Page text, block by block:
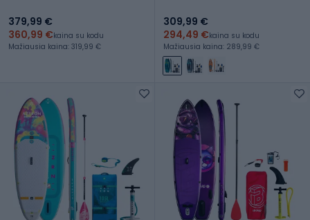
379,99 €
360,99 €kaina su kodu
Mažiausia kaina: 319,99 €
309,99 €
294,49 €kaina su kodu
Mažiausia kaina: 289,99 €